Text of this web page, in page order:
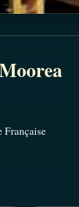
Française